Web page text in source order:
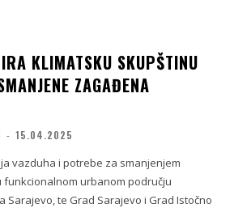
KLIMATSKU SKUPŠTINU
ZAGAĐENA
- 15.04.2025
vazduha i potrebe za smanjenjem
funkcionalnom urbanom području
Sarajevo, te Grad Sarajevo i Grad Istočno